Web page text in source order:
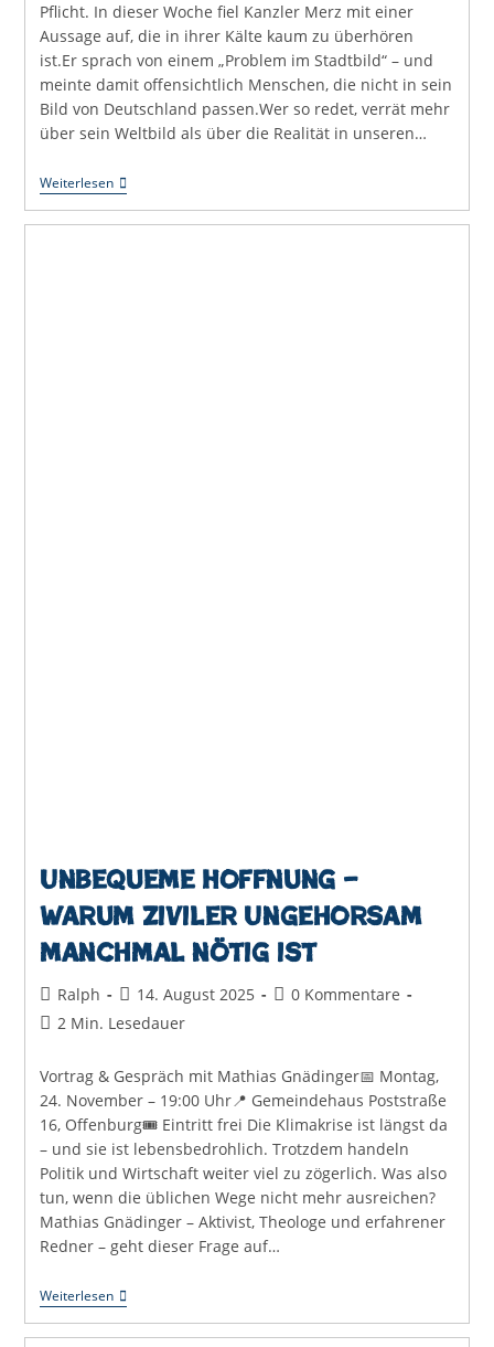
Pflicht. In dieser Woche fiel Kanzler Merz mit einer
Aussage auf, die in ihrer Kälte kaum zu überhören
ist.Er sprach von einem „Problem im Stadtbild“ – und
meinte damit offensichtlich Menschen, die nicht in sein
Bild von Deutschland passen.Wer so redet, verrät mehr
über sein Weltbild als über die Realität in unseren…
WeiterlesenProblem
Im
Stadtbild
Unbequeme Hoffnung –
Warum ziviler Ungehorsam
manchmal nötig ist
Beitrags-
Autor:
Ralph
Beitrag
veröffentlicht:
14. August 2025
Beitrags-
0 Kommentare
Lesedauer:
2 Min. Lesedauer
Vortrag & Gespräch mit Mathias Gnädinger📅 Montag,
24. November – 19:00 Uhr📍 Gemeindehaus Poststraße
16, Offenburg🎟 Eintritt frei Die Klimakrise ist längst da
– und sie ist lebensbedrohlich. Trotzdem handeln
Politik und Wirtschaft weiter viel zu zögerlich. Was also
tun, wenn die üblichen Wege nicht mehr ausreichen?
Mathias Gnädinger – Aktivist, Theologe und erfahrener
Redner – geht dieser Frage auf…
WeiterlesenUnbequeme
Hoffnung